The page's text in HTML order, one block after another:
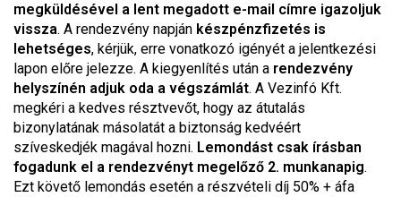
megküldésével a lent megadott e-mail címre igazoljuk
vissza. A rendezvény napján készpénzfizetés is
lehetséges, kérjük, erre vonatkozó igényét a jelentkezési
lapon előre jelezze. A kiegyenlítés után a rendezvény
helyszínén adjuk oda a végszámlát. A Vezinfó Kft.
megkéri a kedves résztvevőt, hogy az átutalás
bizonylatának másolatát a biztonság kedvéért
szíveskedjék magával hozni. Lemondást csak írásban
fogadunk el a rendezvényt megelőző 2. munkanapig.
Ezt követő lemondás esetén a részvételi díj 50% + áfa